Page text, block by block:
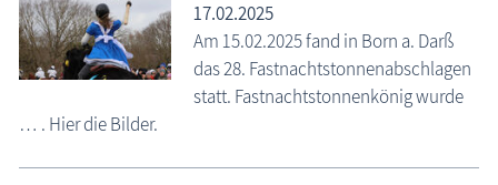
17.02.2025
Am 15.02.2025 fand in Born a. Darß
das 28. Fastnachtstonnenabschlagen
statt. Fastnachtstonnenkönig wurde
… . Hier die Bilder.